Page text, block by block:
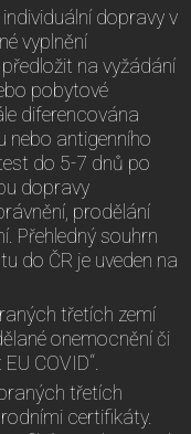
dopravy v
vyplnění
na vyžádání
pobytové
diferencována
nebo antigenního
do 5-7 dnů po
dopravy
prodělání
Přehledný souhrn
do ČR je uveden na
třetích zemí
onemocnění či
COVID“.
třetích
certifikáty.